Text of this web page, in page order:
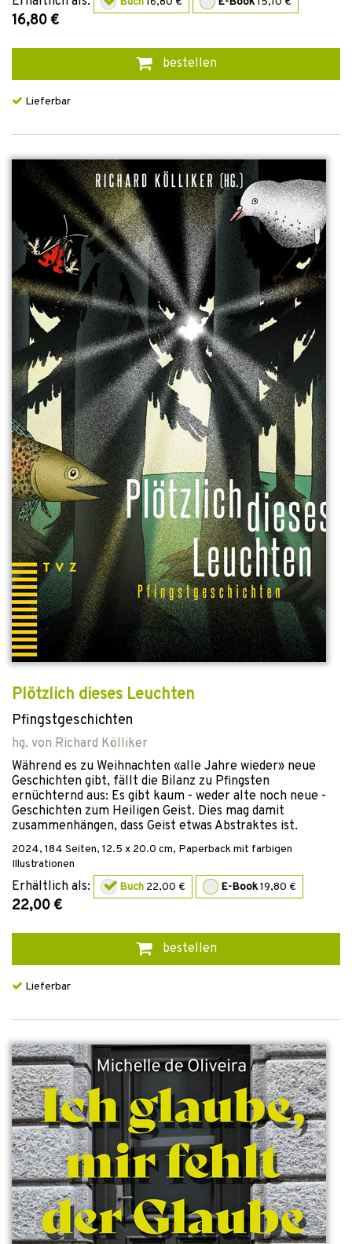
16,80 €
bestellen
Lieferbar
Plötzlich dieses Leuchten
Pfingstgeschichten
hg. von Richard Kölliker
Während es zu Weihnachten «alle Jahre wieder» neue
Geschichten gibt, fällt die Bilanz zu Pfingsten
ernüchternd aus: Es gibt kaum - weder alte noch neue -
Geschichten zum Heiligen Geist. Dies mag damit
zusammenhängen, dass Geist etwas Abstraktes ist.
2024, 184 Seiten, 12.5 x 20.0 cm, Paperback mit farbigen
Illustrationen
Erhältlich als: Buch 22,00 € E-Book19,80 €
22,00 €
bestellen
Lieferbar